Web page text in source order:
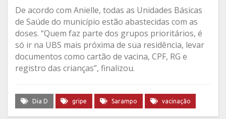
De acordo com Anielle, todas as Unidades Básicas
de Saúde do município estão abastecidas com as
doses. “Quem faz parte dos grupos prioritários, é
só ir na UBS mais próxima de sua residência, levar
documentos como cartão de vacina, CPF, RG e
registro das crianças”, finalizou.
Dia D gripe Sarampo vacinação